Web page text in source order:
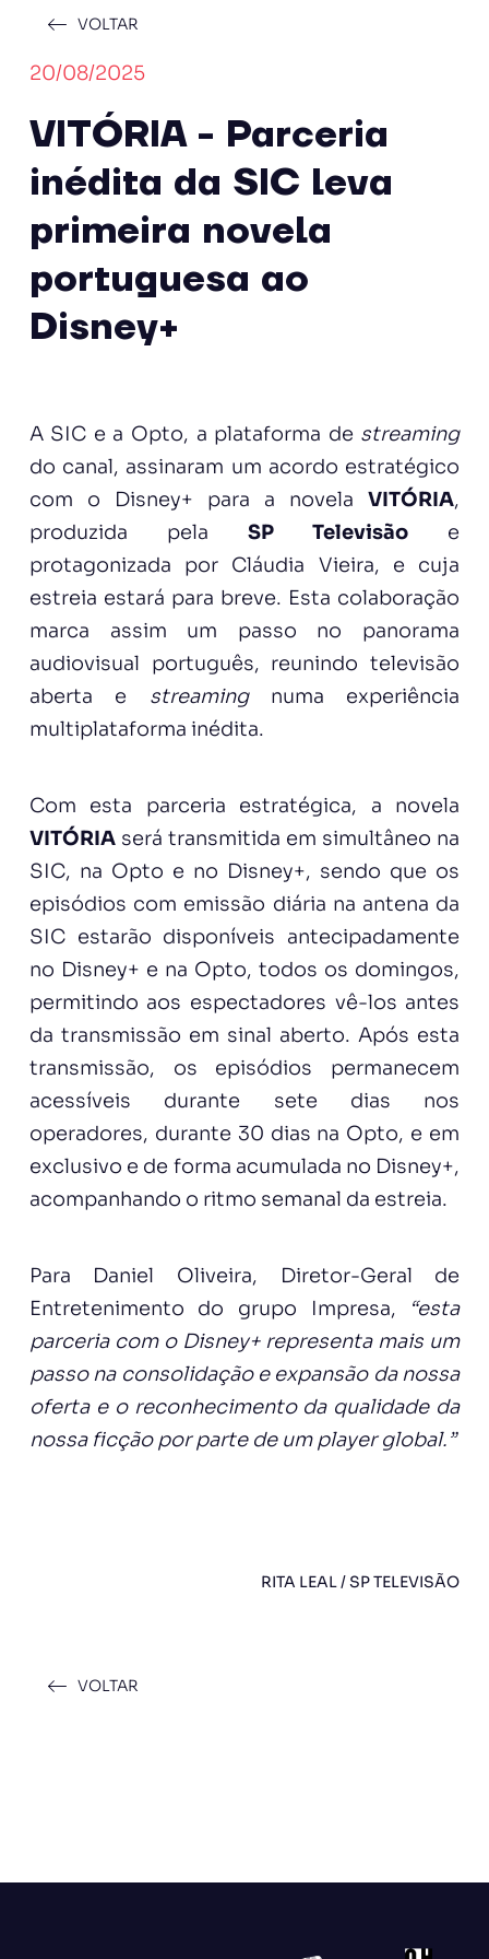
VOLTAR
20/08/2025
VITÓRIA - Parceria
inédita da SIC leva
primeira novela
portuguesa ao
Disney+
A SIC e a Opto, a plataforma de streaming
do canal, assinaram um acordo estratégico
com o Disney+ para a novelaVITÓRIA,
produzida pela SP Televisão e
protagonizada por Cláudia Vieira, e cuja
estreia estará para breve. Esta colaboração
marca assim um passo no panorama
audiovisual português, reunindo televisão
aberta e streamingnuma experiência
multiplataforma inédita.
Com esta parceria estratégica, a novela
VITÓRIAserá transmitida em simultâneo na
SIC, na Opto e no Disney+, sendo que os
episódios com emissão diária na antena da
SIC estarão disponíveis antecipadamente
no Disney+ e na Opto, todos os domingos,
permitindo aos espectadores vê-los antes
da transmissão em sinal aberto. Após esta
transmissão, os episódios permanecem
acessíveis durante sete dias nos
operadores, durante 30 dias na Opto, e em
exclusivo e de forma acumulada no Disney+,
acompanhando o ritmo semanal da estreia.
Para Daniel Oliveira, Diretor-Geral de
Entretenimento do grupo Impresa, “esta
parceria com o Disney+ representa mais um
passo na consolidação e expansão da nossa
oferta e o reconhecimento da qualidade da
nossa ficção por parte de um player global.”
RITA LEAL / SP TELEVISÃO
VOLTAR